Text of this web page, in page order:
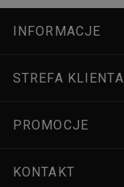
INFORMACJE
STREFA KLIENTA
PROMOCJE
KONTAKT